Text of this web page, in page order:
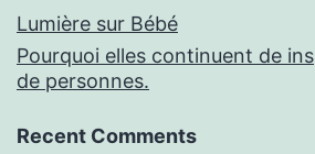
Lumière sur Bébé
Pourquoi elles continuent de
de personnes.
Recent Comments